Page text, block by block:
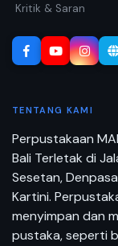
Kritik & Saran
TENTANG KAMI
Perpustakaan
Bali Terletak di
Sesetan,
Kartini.
menyimpan dan
pustaka, seperti